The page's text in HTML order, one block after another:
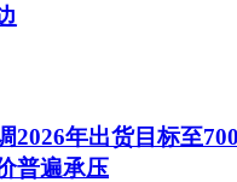
2026年出货目标至
普遍承压